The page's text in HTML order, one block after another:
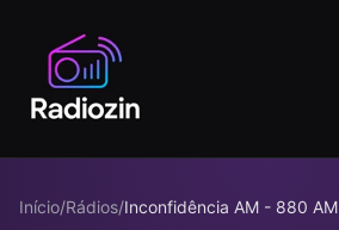
Início/Rádios/Inconfidência AM - 880 AM